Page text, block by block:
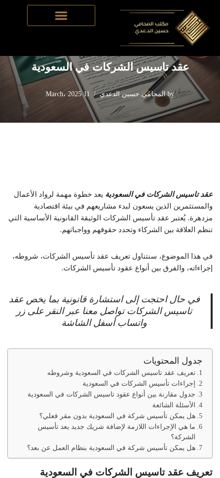
Skip
Home
-تأسيس الشركات في السعودية-عقد تاسيس الشركات في
عقد تاسيس الشركات في السعودية
by المحامي حسين الدعدي 11 March، 2025
عقد تاسيس الشركات في السعودية يعد خطوة مهمة لرواد الأعمال
والمستثمرين الذين يسعون لبدء مشاريعهم في بيئة اقتصادية
مزدهرة. يُعتبر عقد تأسيس الشركات الوثيقة القانونية الأساسية التي
تنظم العلاقة بين الشركاء وتحدد حقوقهم وواجباتهم.
في هذا الموضوع، سنتناول تعريف عقد تأسيس الشركات، شروطه،
إجراءاته، والفرق بين أنواع عقود تأسيس الشركات.
في حال احتجت إلى استشارة قانونية بما يخص عقد
تاسيس الشركات تواصل معنا عبر النقر على زر
واتساب أسفل الشاشة
جدول المحتويات
تعريف عقد تاسيس الشركات في السعودية وشروطه
إجراءات تأسيس الشركات في السعودية
جدول مقارنة بين أنواع عقود تاسيس الشركات في السعودية
الأسئلة الشائعة
هل يمكن تأسيس شركة في السعودية بدون مقر فعلي؟
ما هي الإجراءات اللازمة لإضافة شريك جديد بعد تأسيس
الشركة؟
هل يمكن تأسيس شركة في السعودية بنظام العمل عن بعد؟
تعريف عقد تاسيس الشركات في السعودية